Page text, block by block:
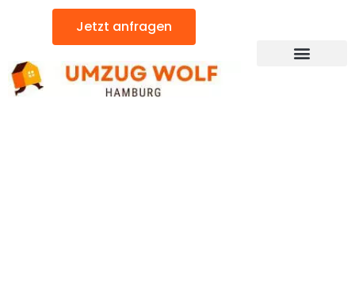
Jetzt anfragen